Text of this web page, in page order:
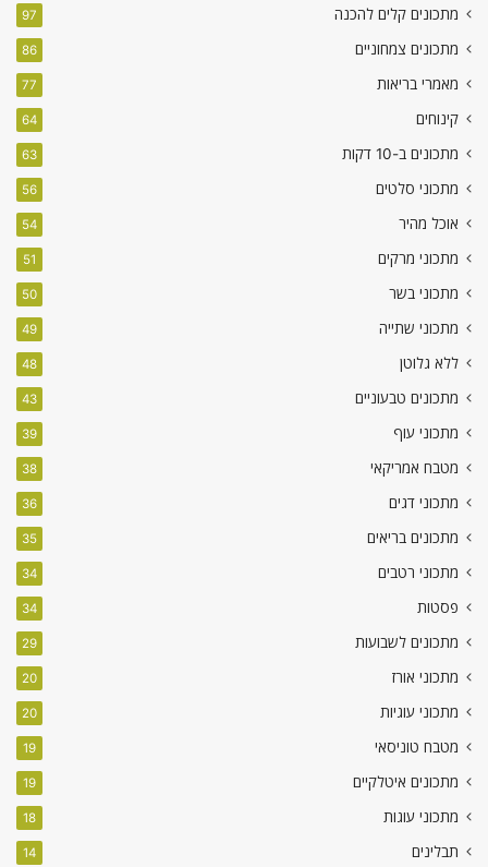
מתכונים קלים להכנה 97
מתכונים צמחוניים 86
מאמרי בריאות 77
קינוחים 64
מתכונים ב-10 דקות 63
מתכוני סלטים 56
אוכל מהיר 54
מתכוני מרקים 51
מתכוני בשר 50
מתכוני שתייה 49
ללא גלוטן 48
מתכונים טבעוניים 43
מתכוני עוף 39
מטבח אמריקאי 38
מתכוני דגים 36
מתכונים בריאים 35
מתכוני רטבים 34
פסטות 34
מתכונים לשבועות 29
מתכוני אורז 20
מתכוני עוגיות 20
מטבח טוניסאי 19
מתכונים איטלקיים 19
מתכוני עוגות 18
תבלינים 14